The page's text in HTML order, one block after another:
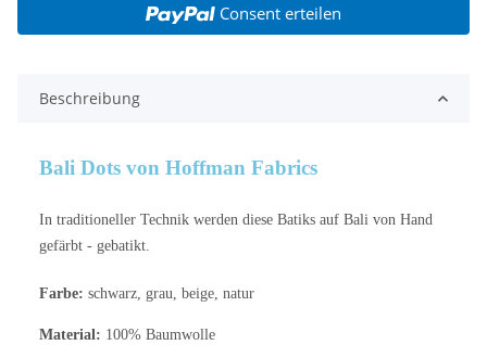
Consent erteilen
Beschreibung
Bali Dots von Hoffman Fabrics
In traditioneller Technik werden diese Batiks auf Bali von Hand
gefärbt - gebatikt.
Farbe: schwarz, grau, beige, natur
Material: 100% Baumwolle